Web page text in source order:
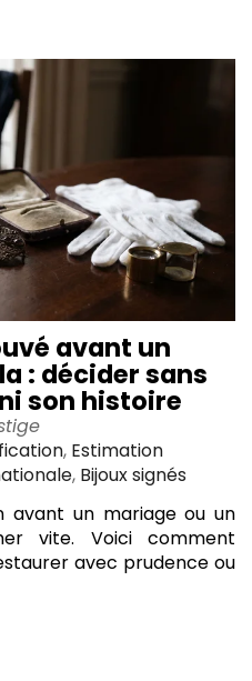
avant un
: décider sans
son histoire
, Estimation
, Bijoux signés
avant un mariage ou un
vite. Voici comment
avec prudence ou